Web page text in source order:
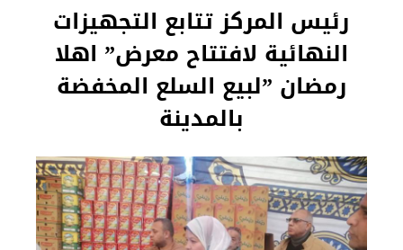
رئيس المركز تتابع التجهيزات
النهائية لافتتاح معرض” اهلا
رمضان ”لبيع السلع المخفضة
بالمدينة